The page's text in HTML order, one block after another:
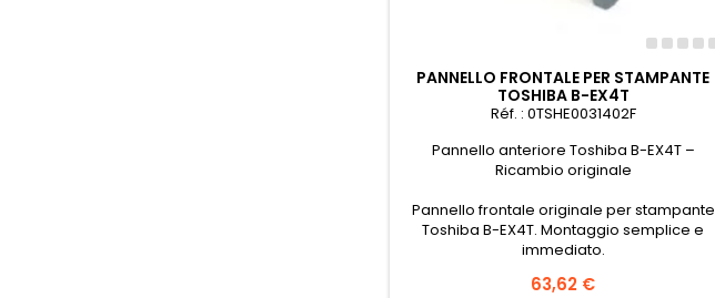
PANNELLO FRONTALE PER STAMPANTE
TOSHIBA B-EX4T
Réf. : 0TSHE0031402F
Pannello anteriore Toshiba B-EX4T –
Ricambio originale
Pannello frontale originale per stampante
Toshiba B-EX4T. Montaggio semplice e
immediato.
Prezzo
63,62 €